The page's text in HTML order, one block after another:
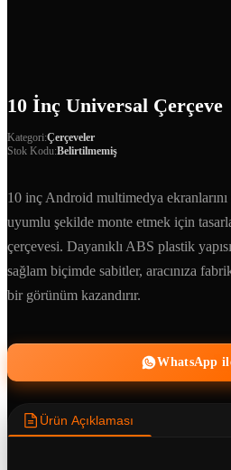
10 İnç Universal Çerçeve
Kategori:Çerçeveler
Stok Kodu:Belirtilmemiş
10 inç Android multimedya
uyumlu şekilde monte etmek için
çerçevesi. Dayanıklı ABS plastik
sağlam biçimde sabitler, aracınıza
bir görünüm kazandırır.
WhatsApp
Ürün Açıklaması